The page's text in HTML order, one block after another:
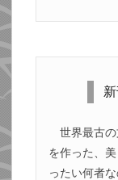
世界最古
を作った、
ったい何者